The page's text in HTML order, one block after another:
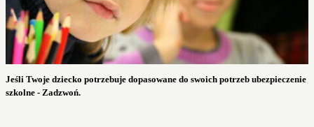
Jeśli Twoje dziecko potrzebuje dopasowane do swoich potrzeb ubezpieczenie
szkolne - Zadzwoń.